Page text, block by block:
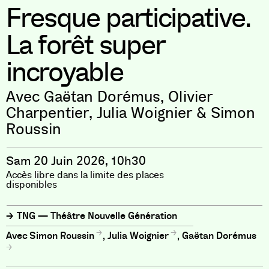
Fresque participative.
La forêt super
incroyable
Avec Gaëtan Dorémus, Olivier
Charpentier, Julia Woignier & Simon
Roussin
Sam 20 Juin 2026, 10h30
Accès libre dans la limite des places
disponibles
TNG — Théâtre Nouvelle Génération
Simon Roussin
,Julia Woignier ,Gaëtan Dorémus